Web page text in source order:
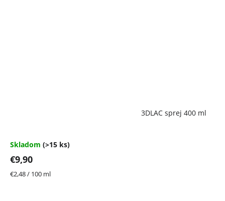
3DLAC sprej 400 ml
4,7
5
hviezdičiek.
Skladom (>15 ks)
€9,90
Jednotková
€2,48 / 100 ml